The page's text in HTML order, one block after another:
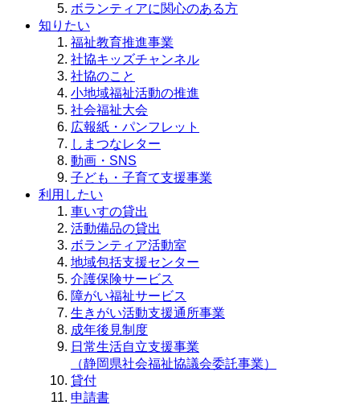
ボランティアに関心のある方
知りたい
福祉教育推進事業
社協キッズチャンネル
社協のこと
小地域福祉活動の推進
社会福祉大会
広報紙・パンフレット
しまつなレター
動画・SNS
子ども・子育て支援事業
利用したい
車いすの貸出
活動備品の貸出
ボランティア活動室
地域包括支援センター
介護保険サービス
障がい福祉サービス
生きがい活動支援通所事業
成年後見制度
日常生活自立支援事業
（静岡県社会福祉協議会委託事業）
貸付
申請書